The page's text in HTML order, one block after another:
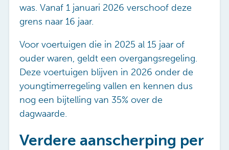
was. Vanaf 1 januari 2026 verschoof deze
grens naar 16 jaar.
Voor voertuigen die in 2025 al 15 jaar of
ouder waren, geldt een overgangsregeling.
Deze voertuigen blijven in 2026 onder de
youngtimerregeling vallen en kennen dus
nog een bijtelling van 35% over de
dagwaarde.
Verdere aanscherping per